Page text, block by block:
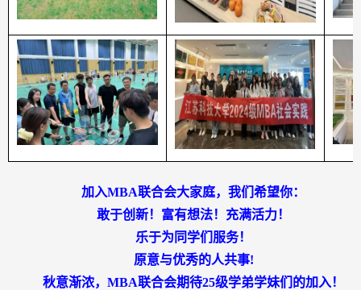
加入MBA联合会大家庭，我们希望你：
敢于创新！富有想法！充满活力！
乐于为同学们服务！
原意与优秀的人共事!
秋意渐浓，MBA联合会期待25级学弟学妹们的加入！